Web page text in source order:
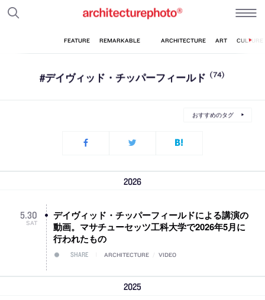
#デイヴィッド・チッパーフィールド (74)
おすすめのタグ
2026
5.30
SAT
デイヴィッド・チッパーフィールドによる講演の
動画。マサチューセッツ工科大学で2026年5月に
行われたもの
SHARE ARCHITECTURE VIDEO
2025